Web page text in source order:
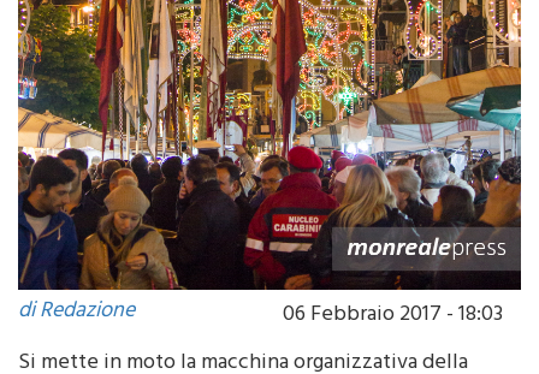
di Redazione
06 Febbraio 2017 - 18:03